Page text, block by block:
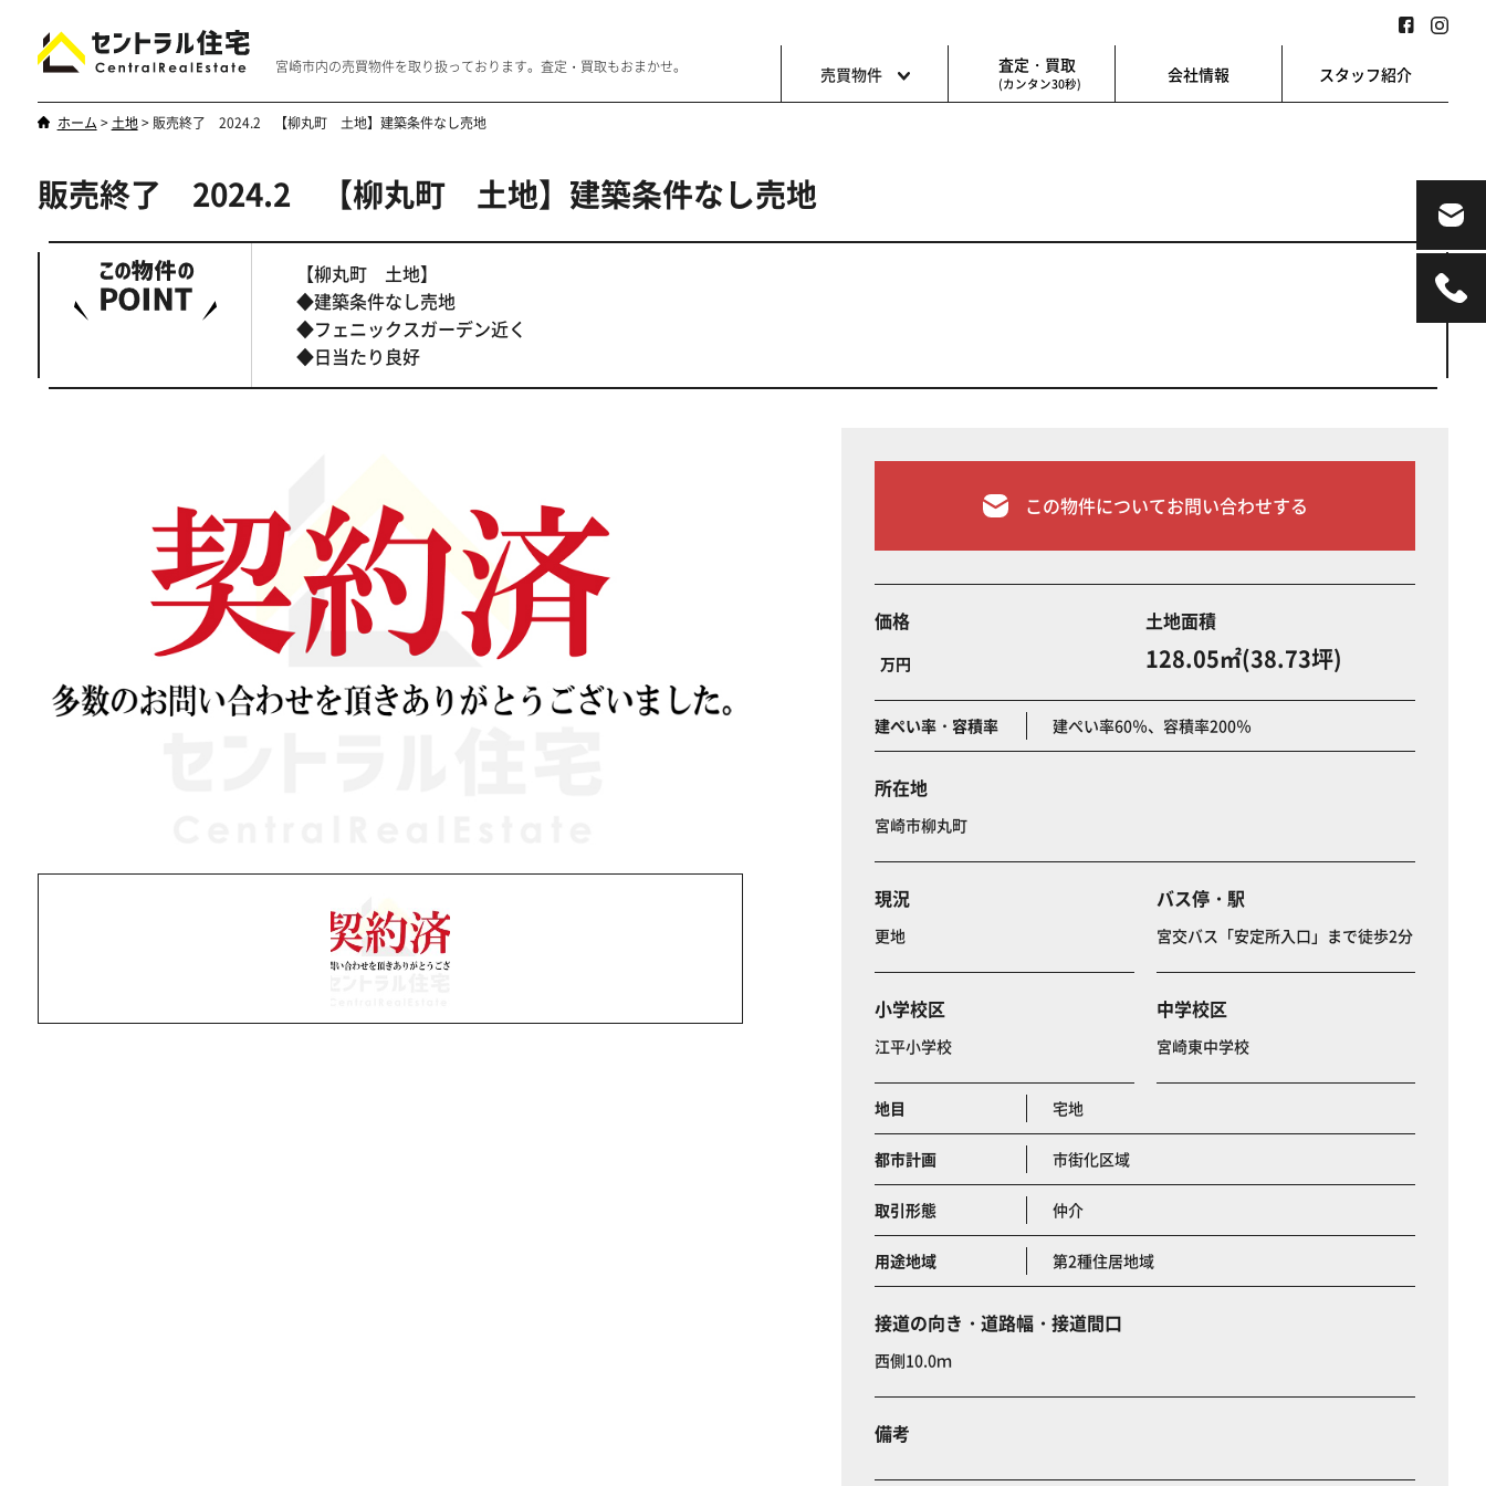
宮崎市内の売買物件を取り扱っております。査定・買取もおまかせ。 売買物件 査定・買取
(カンタン30秒) 会社情報 スタッフ紹介
やはり一戸建てが一番
ホーム > 土地> 販売終了 2024.2 【柳丸町 土地】建築条件なし売地
販売終了 2024.2 【柳丸町 土地】建築条件なし売地
【柳丸町 土地】
◆建築条件なし売地
◆フェニックスガーデン近く
◆日当たり良好
この物件についてお問い合わせする
価格
万円
土地面積
128.05㎡(38.73坪)
建ぺい率・容積率 建ぺい率60％、容積率200％
所在地
宮崎市柳丸町
現況
更地
バス停・駅
宮交バス「安定所入口」まで徒歩2分
小学校区
江平小学校
中学校区
宮崎東中学校
地目 宅地
都市計画 市街化区域
取引形態 仲介
用途地域 第2種住居地域
接道の向き・道路幅・接道間口
西側10.0ｍ
備考